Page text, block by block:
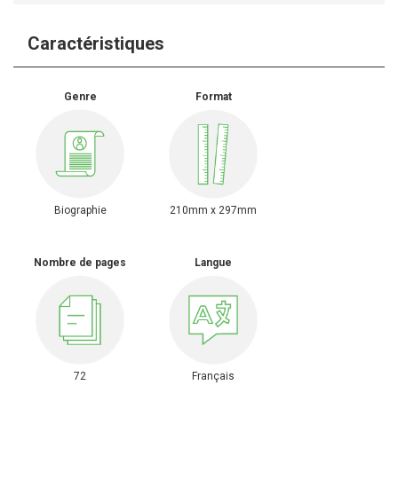
Caractéristiques
Genre
Biographie
Format
210mm x 297mm
Nombre de pages
72
Langue
Français